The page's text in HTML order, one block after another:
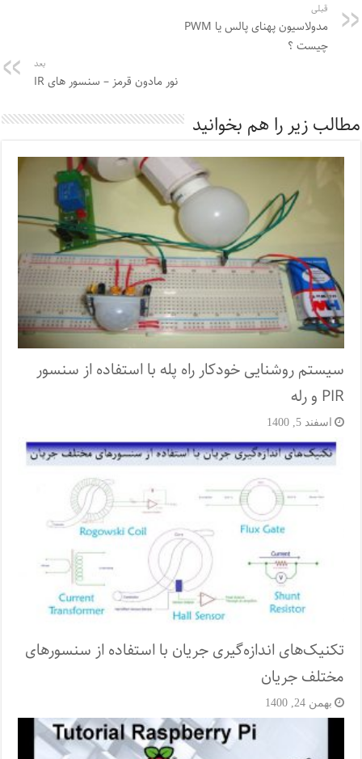
قبلی
مدولاسیون پهنای پالس یا PWM
چیست ؟
بعد
نور مادون قرمز – سنسور های IR
مطالب زیر را هم بخوانید
سیستم روشنایی خودکار راه پله با استفاده از سنسور
PIR و رله
اسفند 5, 1400
تکنیک‌های اندازه‌گیری جریان با استفاده از سنسورهای
مختلف جریان
بهمن 24, 1400